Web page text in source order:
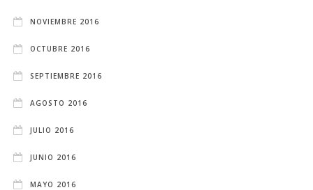
NOVIEMBRE 2016
OCTUBRE 2016
SEPTIEMBRE 2016
AGOSTO 2016
JULIO 2016
JUNIO 2016
MAYO 2016